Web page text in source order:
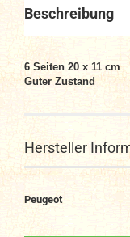
Beschreibung
6 Seiten 20 x 11 cm
Guter Zustand
Hersteller
Peugeot